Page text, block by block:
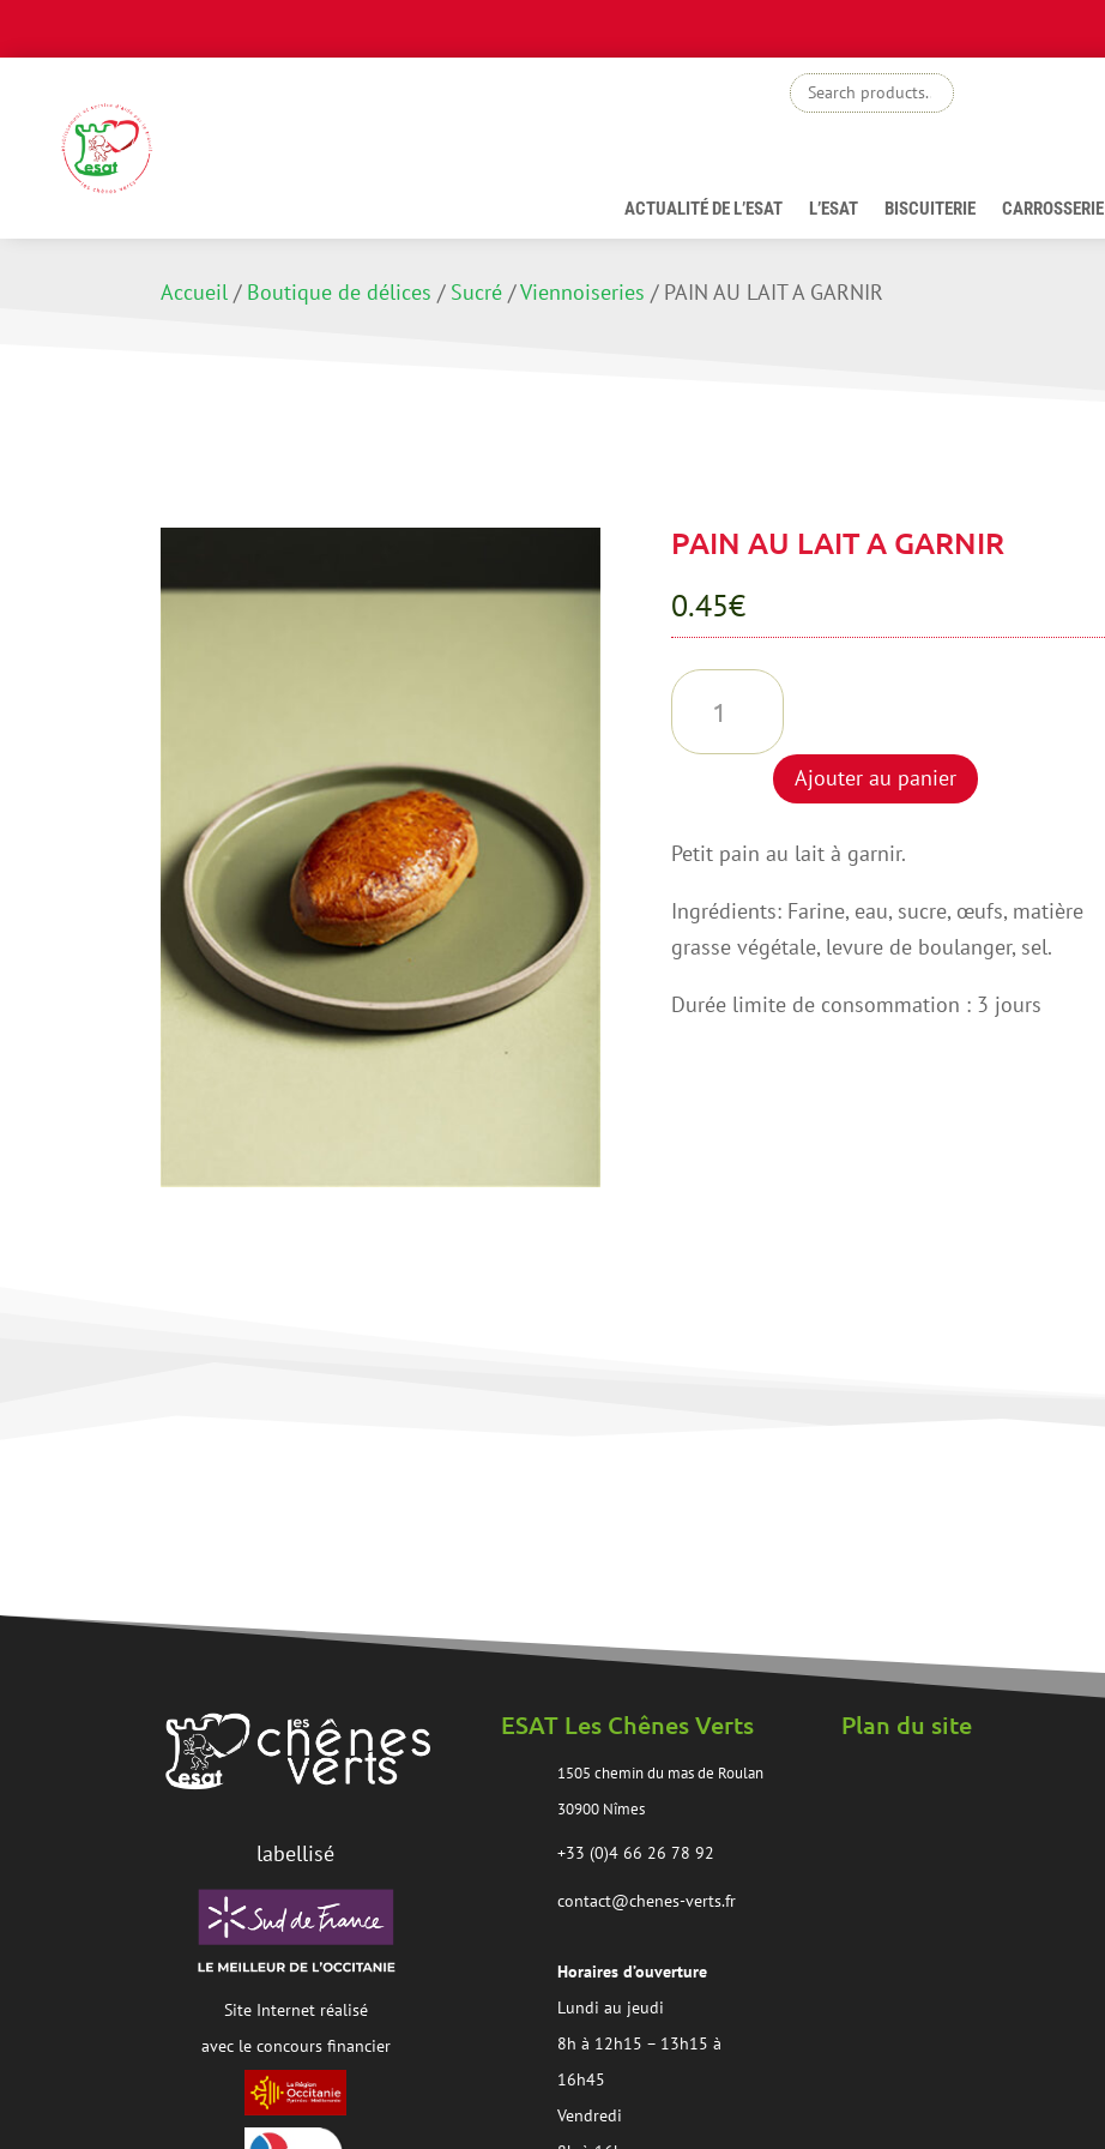
ACTUALITÉ DE L’ESAT L’ESAT BISCUITERIE CARROSSERIE
Accueil / Boutique de délices / Sucré /Viennoiseries / PAIN AU LAIT A GARNIR
PAIN AU LAIT A GARNIR
0.45€
quantité
de
PAIN
A
GARNIR
Ajouter au panier
Petit pain au lait à garnir.
Ingrédients: Farine, eau, sucre, œufs, matière
grasse végétale, levure de boulanger, sel.
Durée limite de consommation : 3 jours
labellisé
Site Internet réalisé
avec le concours financier
ESAT Les Chênes Verts
1505 chemin du mas de Roulan
30900 Nîmes
+33 (0)4 66 26 78 92
contact@chenes-verts.fr
Horaires d’ouverture
Lundi au jeudi
8h à 12h15 – 13h15 à
16h45
Vendredi
Plan du site